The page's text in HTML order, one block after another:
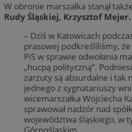
W obronie marszałka stanął
Rudy Śląskiej, Krzysztof Mejer.
– Dziś w Katowicach
prasowej podkreśliliśmy,
PiS w sprawie odwołania
„hucpą polityczną”.
zarzuty są absurdalne i tak
jednego z sygnatariuszy
wicemarszałka Wojciecha
sprawował nadzór nad
województwa śląskiego, w